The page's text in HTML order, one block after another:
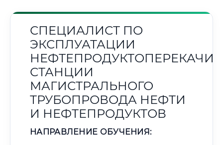
СПЕЦИАЛИСТ ПО
ЭКСПЛУАТАЦИИ
СТАНЦИИ
МАГИСТРАЛЬНОГО
ТРУБОПРОВОДА НЕФТИ
И НЕФТЕПРОДУКТОВ
НАПРАВЛЕНИЕ ОБУЧЕНИЯ: